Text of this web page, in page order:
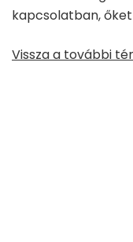
kapcsolatban, őket
Vissza a további